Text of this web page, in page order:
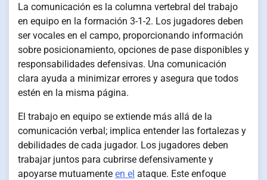
La comunicación es la columna vertebral del trabajo
en equipo en la formación 3-1-2. Los jugadores deben
ser vocales en el campo, proporcionando información
sobre posicionamiento, opciones de pase disponibles y
responsabilidades defensivas. Una comunicación
clara ayuda a minimizar errores y asegura que todos
estén en la misma página.
El trabajo en equipo se extiende más allá de la
comunicación verbal; implica entender las fortalezas y
debilidades de cada jugador. Los jugadores deben
trabajar juntos para cubrirse defensivamente y
apoyarse mutuamente en el ataque. Este enfoque